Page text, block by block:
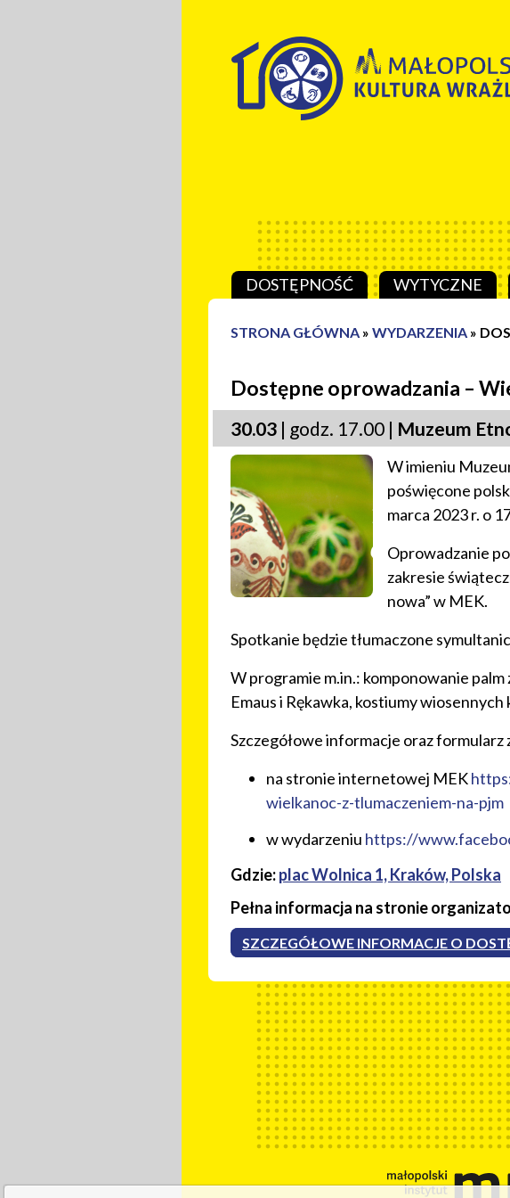
DOSTĘPNOŚĆ WYTYCZNE
STRONA GŁÓWNA » WYDARZENIA »
Dostępne oprowadzania –
30.03 | godz. 17.00 | Muzeum
W imieniu
poświęcone
marca 2023 r. o
Oprowadzanie
zakresie
nowa” w MEK.
Spotkanie będzie tłumaczone
W programie m.in.: komponowanie
Emaus i Rękawka, kostiumy
Szczegółowe informacje oraz formularz
na stronie internetowej MEK
wielkanoc-z-tlumaczeniem-na-pjm
w wydarzeniu https://
Gdzie:plac Wolnica 1, Kraków, Polska
Pełna informacja na stronie
SZCZEGÓŁOWE INFORMACJE O